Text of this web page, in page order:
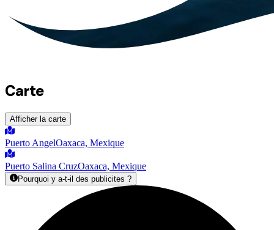
Carte
Afficher la carte
Puerto AngelOaxaca, Mexique
Puerto Salina CruzOaxaca, Mexique
Pourquoi y a-t-il des publicites ?